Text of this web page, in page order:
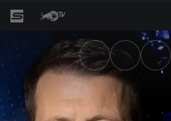
7 in der